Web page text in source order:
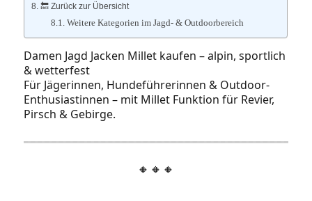
🔙 Zurück zur Übersicht
Weitere Kategorien im Jagd- & Outdoorbereich
Damen Jagd Jacken Millet kaufen – alpin, sportlich
& wetterfest
Für Jägerinnen, Hundeführerinnen & Outdoor-
Enthusiastinnen – mit Millet Funktion für Revier,
Pirsch & Gebirge.
🔸🔸🔸